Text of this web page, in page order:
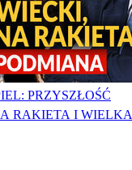
PRZYSZŁOŚĆ
RAKIETA I WIELKA